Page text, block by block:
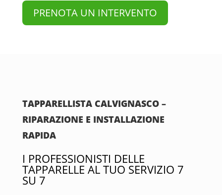
PRENOTA UN INTERVENTO
TAPPARELLISTA CALVIGNASCO –
RIPARAZIONE E INSTALLAZIONE
RAPIDA
I PROFESSIONISTI DELLE
TAPPARELLE AL TUO SERVIZIO 7
SU 7